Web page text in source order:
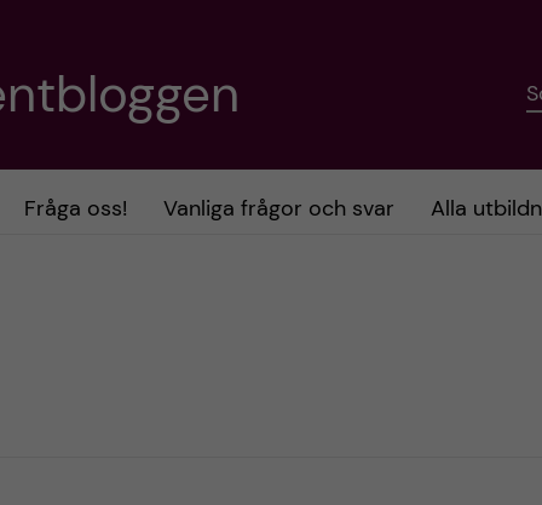
Fråga oss! Vanliga frågor och svar Alla